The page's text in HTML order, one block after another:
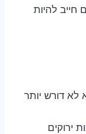
להיות
לא דורש יותר
ירוקים